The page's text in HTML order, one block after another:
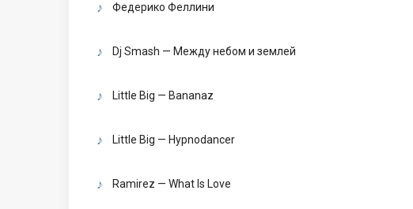
Федерико Феллини
Dj Smash — Между небом и землей
Little Big — Bananaz
Little Big — Hypnodancer
Ramirez — What Is Love